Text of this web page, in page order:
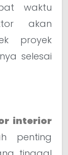
waktu
akan
proyek
selesai
interior
penting